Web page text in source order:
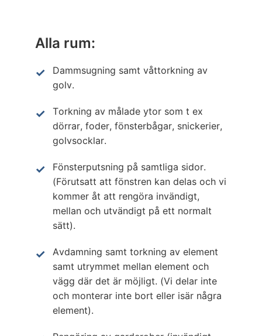
Alla rum:
Dammsugning samt våttorkning av
golv.
Torkning av målade ytor som t ex
dörrar, foder, fönsterbågar, snickerier,
golvsocklar.
Fönsterputsning på samtliga sidor.
(Förutsatt att fönstren kan delas och vi
kommer åt att rengöra invändigt,
mellan och utvändigt på ett normalt
sätt).
Avdamning samt torkning av element
samt utrymmet mellan element och
vägg där det är möjligt. (Vi delar inte
och monterar inte bort eller isär några
element).